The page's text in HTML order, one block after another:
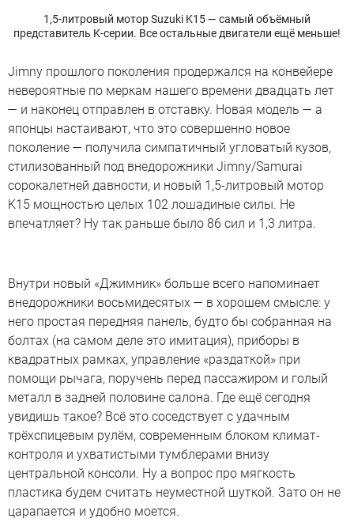
1,5-литровый мотор Suzuki K15 — самый объёмный
представитель K-серии. Все остальные двигатели ещё меньше!
Jimny прошлого поколения продержался на конвейере
невероятные по меркам нашего времени двадцать лет
— и наконец отправлен в отставку. Новая модель — а
японцы настаивают, что это совершенно новое
поколение — получила симпатичный угловатый кузов,
стилизованный под внедорожники Jimny/Samurai
сорокалетней давности, и новый 1,5-литровый мотор
K15 мощностью целых 102 лошадиные силы. Не
впечатляет? Ну так раньше было 86 сил и 1,3 литра.
Внутри новый «Джимник» больше всего напоминает
внедорожники восьмидесятых — в хорошем смысле: у
него простая передняя панель, будто бы собранная на
болтах (на самом деле это имитация), приборы в
квадратных рамках, управление «раздаткой» при
помощи рычага, поручень перед пассажиром и голый
металл в задней половине салона. Где ещё сегодня
увидишь такое? Всё это соседствует с удачным
трёхспицевым рулём, современным блоком климат-
контроля и ухватистыми тумблерами внизу
центральной консоли. Ну а вопрос про мягкость
пластика будем считать неуместной шуткой. Зато он не
царапается и удобно моется.